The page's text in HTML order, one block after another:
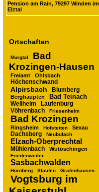
Pension am Rain, 79297 Winden im
Elztal
Ortschaften
Murgtal
Bad
Krozingen-Hausen
Freiamt Ohlsbach
Höchenschwand
Alpirsbach Blumberg
Berghaupten Bad Teinach
Weilheim Laufenburg
Vöhrenbach Friesenheim
Bad Krozingen
Ringsheim Hofstetten Sexau
Dachsberg Neubulach
Elzach-Oberprechtal
Mühlenbach Wutöschingen
Friedenweiler
Sasbachwalden
Hornberg Staufen Grafenhausen
Vogtsburg im